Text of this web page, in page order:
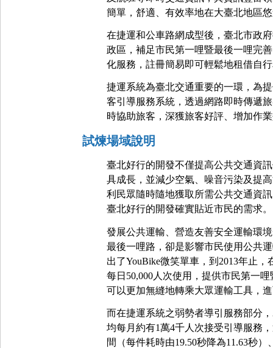
簡單，舒適、有效率地在大臺北地區
在捷運和公車路網成型後，臺北市政
政區，補足市民第一哩暨最後一哩完
化服務，註冊簡易即可輕鬆地租借自
捷運系統為臺北交通重要的一環，為
客引導服務系統，透過網路即時傳遞
時協助旅客，深獲旅客好評、增加作
試煉場域說明
臺北好行的開發不僅提高公共交通資
具成長，並減少空氣、噪音污染及提
利民眾隨時隨地獲取所需公共交通資
臺北好行的開發確實貼近市民的需求。
發展公共運輸、營造友善安全運輸環
最後一哩路，卻是影響市民使用公共
出了YouBike微笑單車，到2013年止
每日50,000人次使用，提供市民第一
可以更加無縫地轉乘大眾運輸工具
而在捷運系統之弱勢者導引服務部分
均每月約有1萬4千人次接受引導服務
間（每件耗時由19.50秒降為11.63秒